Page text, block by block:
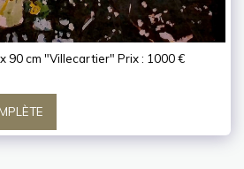
90 cm "Villecartier" Prix : 1000 €